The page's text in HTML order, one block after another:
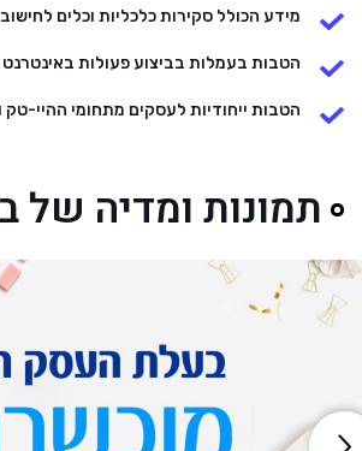
מידע הכולל סקירות כלכליות וכלים לחישוב
הטבות בעמלות בביצוע פעולות באינטרנט
הטבות ייחודיות לעסקים מתחומי ההיי-
תמונות ומדיה של